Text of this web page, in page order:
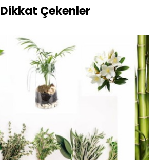
Dikkat Çekenler